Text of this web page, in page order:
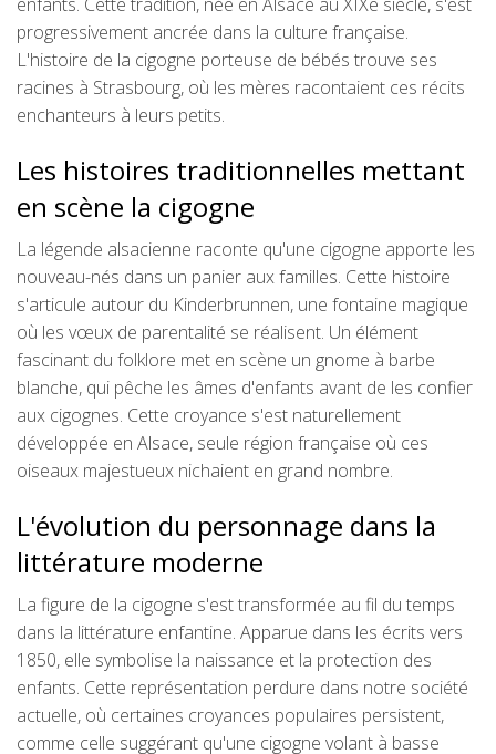
progressivement ancrée dans la culture française.
L'histoire de la cigogne porteuse de bébés trouve ses
racines à Strasbourg, où les mères racontaient ces récits
enchanteurs à leurs petits.
Les histoires traditionnelles mettant
en scène la cigogne
La légende alsacienne raconte qu'une cigogne apporte les
nouveau-nés dans un panier aux familles. Cette histoire
s'articule autour du Kinderbrunnen, une fontaine magique
où les vœux de parentalité se réalisent. Un élément
fascinant du folklore met en scène un gnome à barbe
blanche, qui pêche les âmes d'enfants avant de les confier
aux cigognes. Cette croyance s'est naturellement
développée en Alsace, seule région française où ces
oiseaux majestueux nichaient en grand nombre.
L'évolution du personnage dans la
littérature moderne
La figure de la cigogne s'est transformée au fil du temps
dans la littérature enfantine. Apparue dans les écrits vers
1850, elle symbolise la naissance et la protection des
enfants. Cette représentation perdure dans notre société
actuelle, où certaines croyances populaires persistent,
comme celle suggérant qu'une cigogne volant à basse